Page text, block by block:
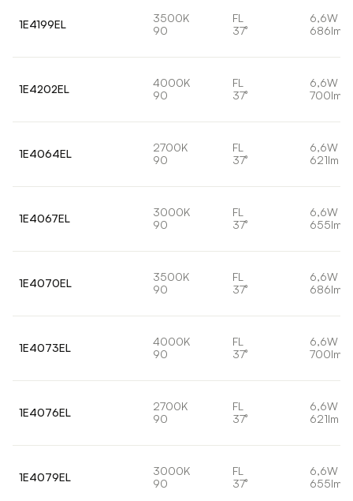
1E4199EL
3500K
90
FL
37°
6,6W
686lm
1E4202EL
4000K
90
FL
37°
6,6W
700lm
1E4064EL
2700K
90
FL
37°
6,6W
621lm
1E4067EL
3000K
90
FL
37°
6,6W
655lm
1E4070EL
3500K
90
FL
37°
6,6W
686lm
1E4073EL
4000K
90
FL
37°
6,6W
700lm
1E4076EL
2700K
90
FL
37°
6,6W
621lm
1E4079EL
3000K
90
FL
37°
6,6W
655lm